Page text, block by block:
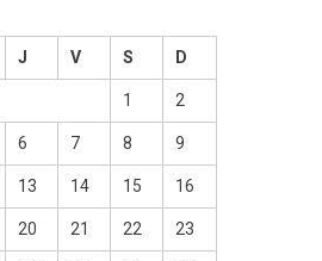
J V S D
1 2
6 7 8 9
13 14 15 16
20 21 22 23